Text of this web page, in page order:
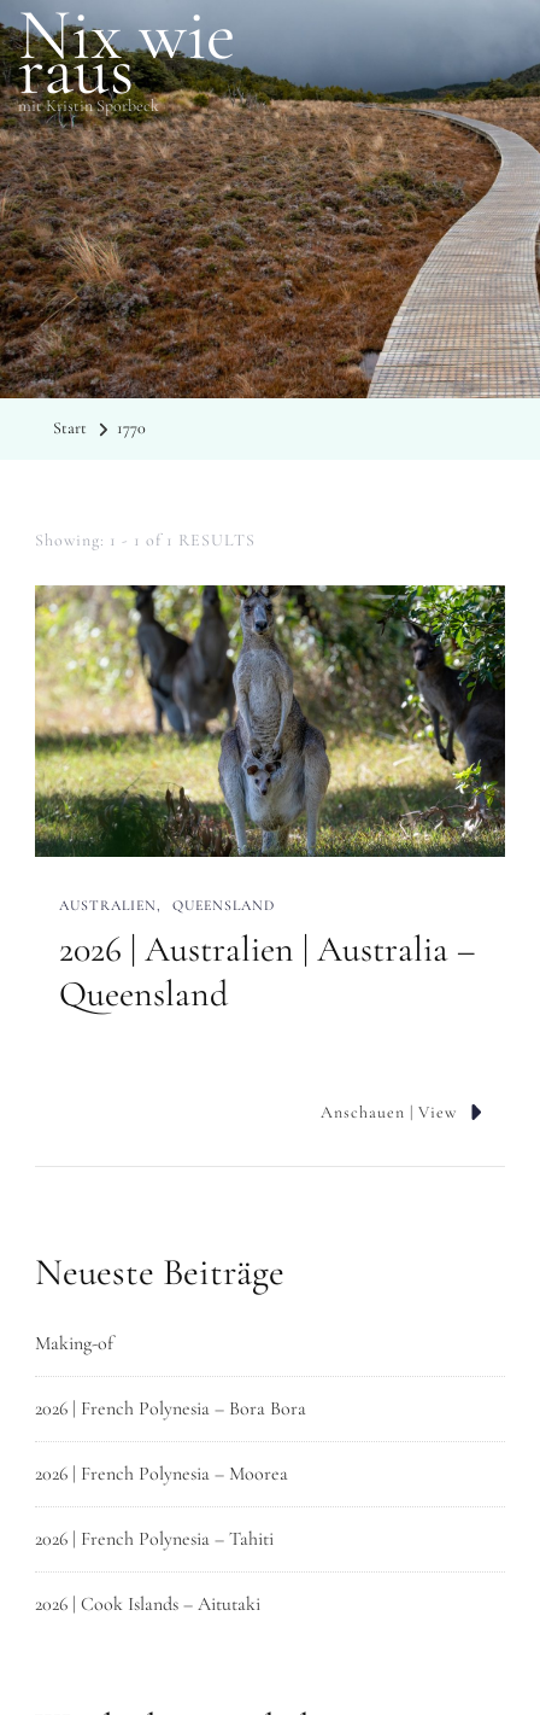
Nix wie
raus
mit Kristin Sporbeck
SCHLAGWÖRTER
1770
Start 1770
Showing: 1 - 1 of 1 RESULTS
AUSTRALIEN QUEENSLAND
2026 | Australien | Australia –
Queensland
Anschauen | View
Neueste Beiträge
Making-of
2026 | French Polynesia – Bora Bora
2026 | French Polynesia – Moorea
2026 | French Polynesia – Tahiti
2026 | Cook Islands – Aitutaki